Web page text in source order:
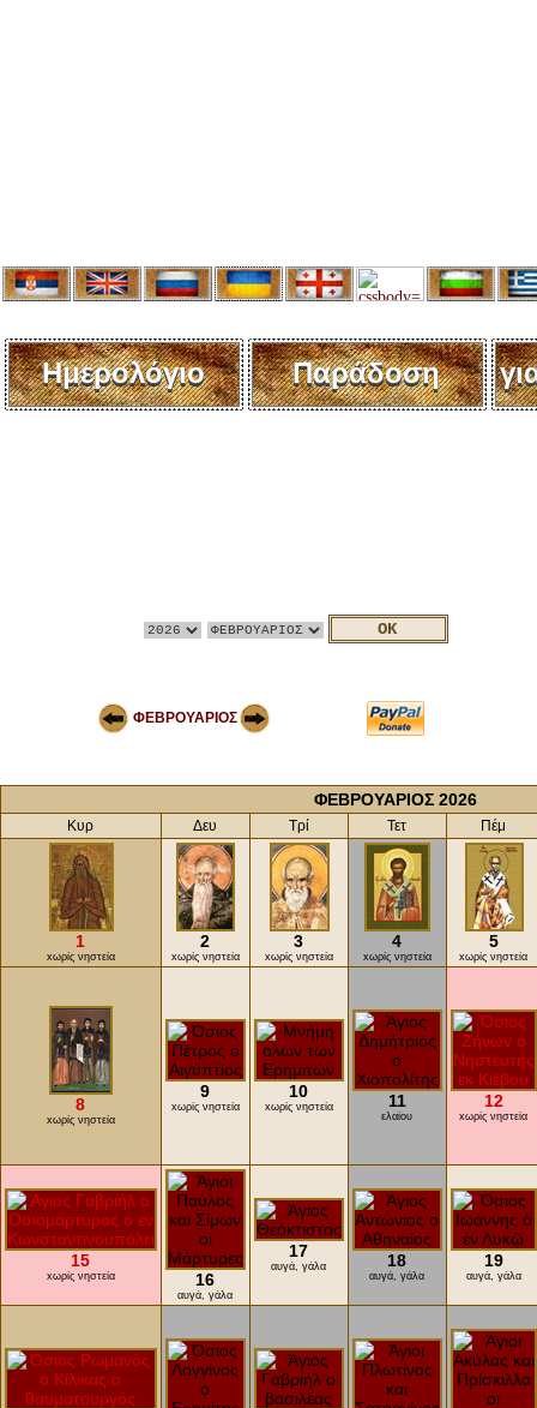
Ημερολόγιο Παράδοση
ΦΕΒΡΟΥΑΡΙΟΣ
ΦΕΒΡΟΥΑΡΙΟΣ 2026
Κυρ Δευ Τρί Τετ Πέμ
1
xωρίς νηστεία
2
xωρίς νηστεία
3
xωρίς νηστεία
4
xωρίς νηστεία
5
xωρίς νηστεία
8
xωρίς νηστεία
9
xωρίς νηστεία
10
xωρίς νηστεία 11
ελαίου
12
xωρίς νηστεία
15
xωρίς νηστεία 16
αυγά, γάλα
17
αυγά, γάλα 18
αυγά, γάλα
19
αυγά, γάλα